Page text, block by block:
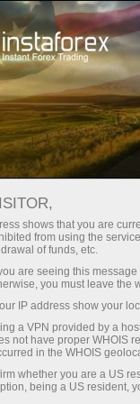
Трейдерам
shows that you are
from using the
of funds, etc.
are seeing this
you must leave the
IP address show your
a VPN provided by a
not have proper WHOIS
in the WHOIS
whether you are a US
being a US resident,